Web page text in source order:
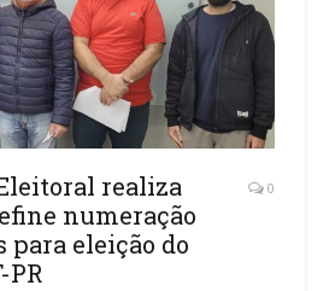
realiza
numeração
para eleição do
PR
0